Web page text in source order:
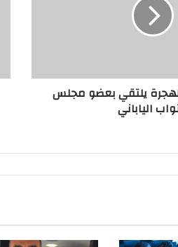
يلتقي بعضو مجلس
الياباني